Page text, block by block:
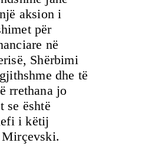
aksion i
për
në
Shërbimi
dhe të
rrethana jo
se është
i këtij
Mirçevski.